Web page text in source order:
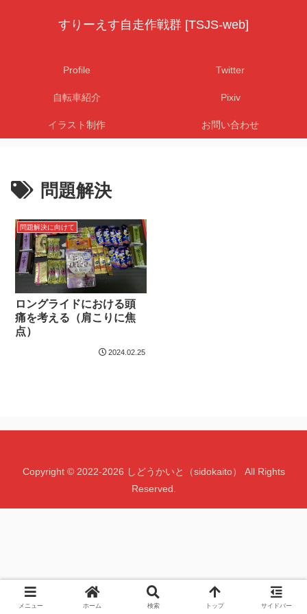
すりーえす自走作戦群 [TSJS-web]
Profile Twitter
自転車紹介 Pixiv
イラスト制作 お問い合わせ
問題解決
問題解決に向けて
ロングライドにおける頭
痛を考える（肩こりに焦
点）
2024.02.25
Copyright © 2022-2026 しどうかいと（sidokaito） All Rights
Reserved.
メニュー ホーム 検索 トップ サイドバー